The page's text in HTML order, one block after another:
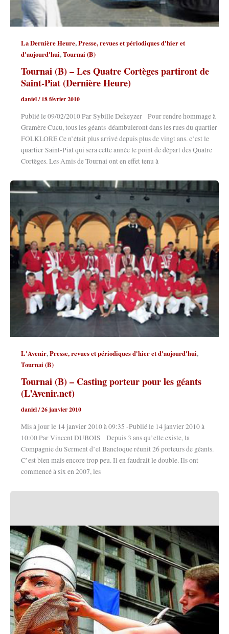
La Dernière Heure,Presse, revues et périodiques d'hier et
d'aujourd'hui,Tournai (B)
Tournai (B) – Les Quatre Cortèges partiront de
Saint-Piat (Dernière Heure)
daniel/18 février 2010
Publié le 09/02/2010 Par Sybille Dekeyzer Pour rendre hommage à
Gramère Cucu, tous les géants déambuleront dans les rues du quartier
FOLKLORE Ce n’était plus arrivé depuis plus de vingt ans. c’est le
quartier Saint-Piat qui sera cette année le point de départ des Quatre
Cortèges. Les Amis de Tournai ont en effet tenu à
L'Avenir,Presse, revues et périodiques d'hier et d'aujourd'hui,
Tournai (B)
Tournai (B) – Casting porteur pour les géants
(L’Avenir.net)
daniel/26 janvier 2010
Mis à jour le 14 janvier 2010 à 09:35 -Publié le 14 janvier 2010 à
10:00 Par Vincent DUBOIS Depuis 3 ans qu’elle existe, la
Compagnie du Serment d’el Bancloque réunit 26 porteurs de géants.
C’est bien mais encore trop peu. Il en faudrait le double. Ils ont
commencé à six en 2007, les